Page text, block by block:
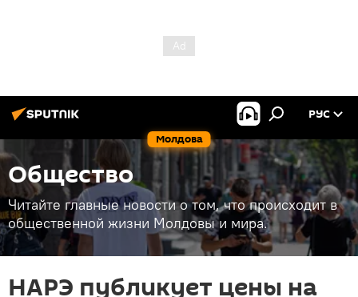
Молдова
РУС
Общество
Читайте главные новости о том, что происходит в
общественной жизни Молдовы и мира.
НАРЭ публикует цены на